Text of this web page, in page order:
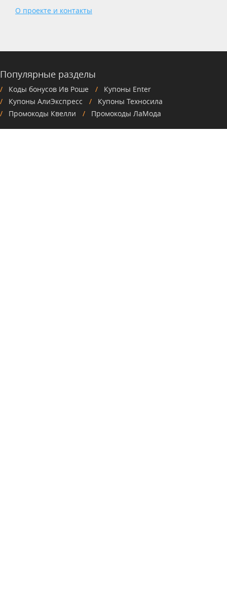
О проекте и контакты
Популярные разделы
Коды бонусов Ив Роше
Купоны Enter
Купоны АлиЭкспресс
Купоны Техносила
Промокоды Квелли
Промокоды ЛаМода